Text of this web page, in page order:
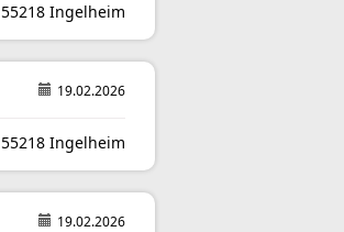
55218 Ingelheim
19.02.2026
55218 Ingelheim
19.02.2026